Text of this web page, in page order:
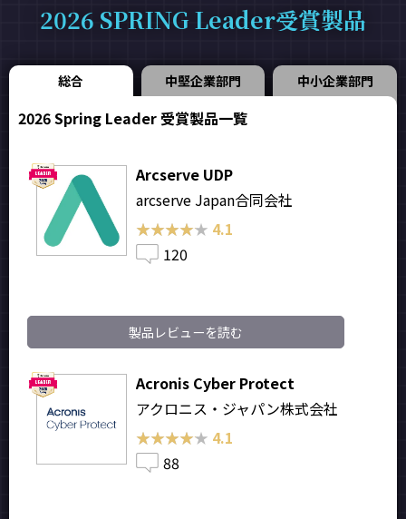
2026 SPRING Leader受賞製品
総合 中堅企業部門 中小企業部門
2026 Spring Leader 受賞製品一覧
Arcserve UDP
arcserve Japan合同会社
★★★★★
★★★★★ 4.1
120
製品レビューを読む
Acronis Cyber Protect
アクロニス・ジャパン株式会社
★★★★★
★★★★★ 4.1
88